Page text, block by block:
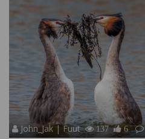
John_Jak | Fuut 137 6